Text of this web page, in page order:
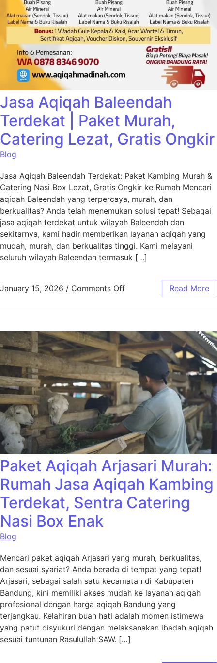
Jasa Aqiqah Baleendah
Terdekat | Paket Murah,
Catering Lezat, Gratis Ongkir
Blog
Jasa Aqiqah Baleendah Terdekat: Paket Kambing Murah &
Catering Nasi Box Lezat, Gratis Ongkir ke Rumah Mencari
aqiqah Baleendah yang terpercaya, murah, dan
berkualitas? Anda telah menemukan solusi tepat! Sebagai
jasa aqiqah terdekat untuk wilayah Baleendah dan
sekitarnya, kami hadir memberikan layanan aqiqah yang
mudah, murah, dan berkualitas tinggi. Kami melayani
seluruh wilayah Baleendah termasuk […]
January 15, 2026 / Comments Off Read More
Paket Aqiqah Arjasari Murah:
Rumah Jasa Aqiqah Kambing
Terdekat, Sentra Catering
Nasi Box Enak
Blog
Mencari paket aqiqah Arjasari yang murah, berkualitas,
dan sesuai syariat? Anda berada di tempat yang tepat!
Arjasari, sebagai salah satu kecamatan di Kabupaten
Bandung, kini memiliki akses mudah ke layanan aqiqah
profesional dengan harga aqiqah Bandung yang
terjangkau. Kelahiran buah hati adalah momen istimewa
yang patut disyukuri dengan melaksanakan ibadah aqiqah
sesuai tuntunan Rasulullah SAW. […]